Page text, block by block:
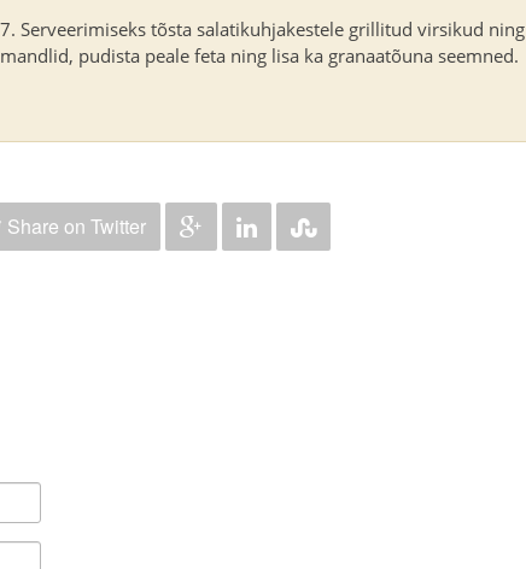
Serveerimiseks tõsta salatikuhjakestele grillitud virsikud ning
mandlid, pudista peale feta ning lisa ka granaatõuna seemned.
Share on Twitter